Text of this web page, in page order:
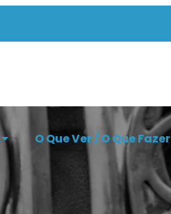
O Que Ver / O Que Fazer